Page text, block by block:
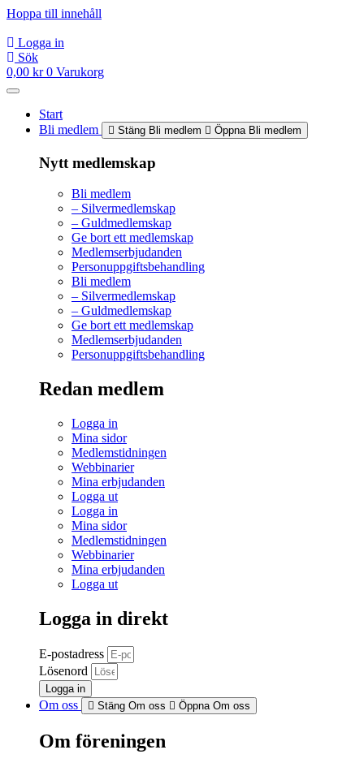
Hoppa till innehåll
Logga in
Sök
0,00 kr 0 Varukorg
Start
Bli medlem
Stäng Bli medlem Öppna Bli medlem
Nytt medlemskap
Bli medlem
– Silvermedlemskap
– Guldmedlemskap
Ge bort ett medlemskap
Medlemserbjudanden
Personuppgiftsbehandling
Bli medlem
– Silvermedlemskap
– Guldmedlemskap
Ge bort ett medlemskap
Medlemserbjudanden
Personuppgiftsbehandling
Redan medlem
Logga in
Mina sidor
Medlemstidningen
Webbinarier
Mina erbjudanden
Logga ut
Logga in
Mina sidor
Medlemstidningen
Webbinarier
Mina erbjudanden
Logga ut
Logga in direkt
E-postadress
Lösenord
Logga in
Om oss Stäng Om oss Öppna Om oss
Om föreningen